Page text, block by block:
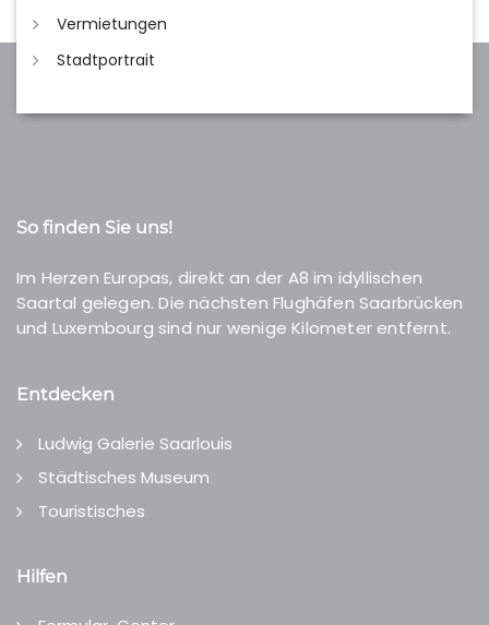
Vermietungen
Stadtportrait
So finden Sie uns!
Im Herzen Europas, direkt an der A8 im idyllischen
Saartal gelegen. Die nächsten Flughäfen Saarbrücken
und Luxembourg sind nur wenige Kilometer entfernt.
Entdecken
Ludwig Galerie Saarlouis
Städtisches Museum
Touristisches
Hilfen